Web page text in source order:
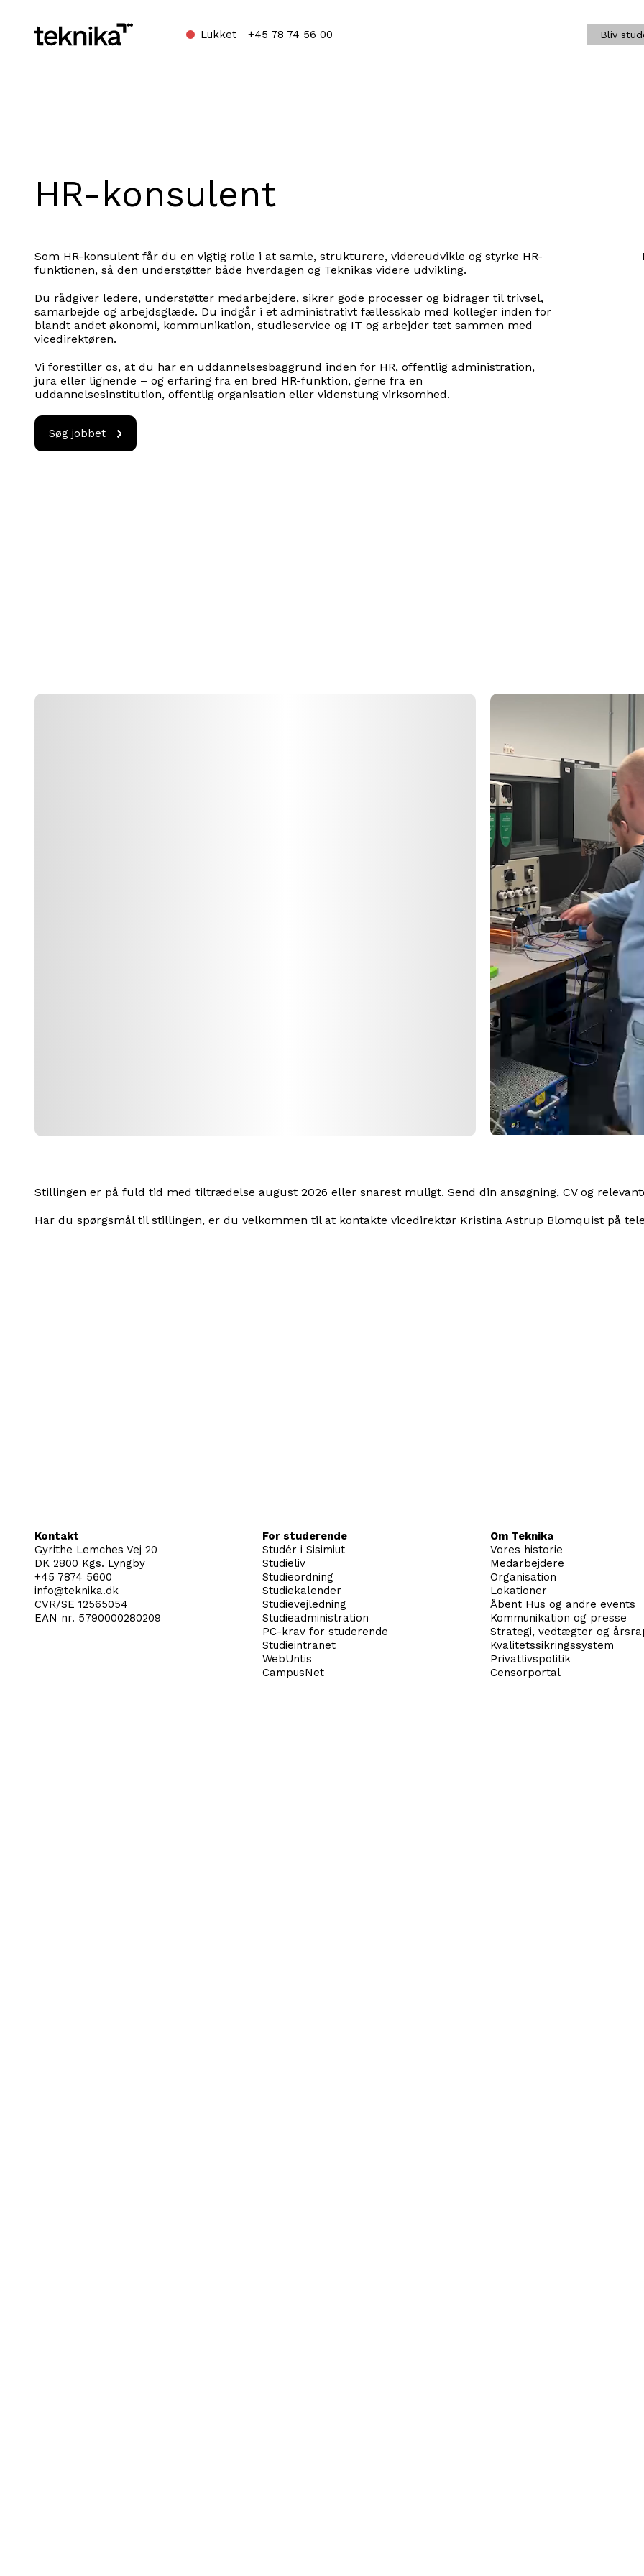
Home Lukket +45 78 74 56 00 Bliv
HR-konsulent
Som HR-konsulent får du en vigtig rolle i at samle, strukturere, videreudvikle og styrke HR-
funktionen, så den understøtter både hverdagen og Teknikas videre udvikling.
Du rådgiver ledere, understøtter medarbejdere, sikrer gode processer og bidrager til trivsel,
samarbejde og arbejdsglæde. Du indgår i et administrativt fællesskab med kolleger inden for
blandt andet økonomi, kommunikation, studieservice og IT og arbejder tæt sammen med
vicedirektøren.
Vi forestiller os, at du har en uddannelsesbaggrund inden for HR, offentlig administration,
jura eller lignende – og erfaring fra en bred HR-funktion, gerne fra en
uddannelsesinstitution, offentlig organisation eller videnstung virksomhed.
Søg jobbet
Søg
jobbet
Stillingen er på fuld tid med tiltrædelse august 2026 eller snarest muligt. Send din ansøgning, CV og
Har du spørgsmål til stillingen, er du velkommen til at kontakte vicedirektør Kristina Astrup Blomquist på
Kontakt
Gyrithe Lemches Vej 20
DK 2800 Kgs. Lyngby
+45 7874 5600
info@teknika.dk
CVR/SE 12565054
EAN nr. 5790000280209
For studerende
Studér i Sisimiut
Studieliv
Studieordning
Studiekalender
Studievejledning
Studieadministration
PC-krav for studerende
Studieintranet
WebUntis
CampusNet
Om Teknika
Vores historie
Medarbejdere
Organisation
Lokationer
Åbent Hus og andre events
Kommunikation og presse
Strategi, vedtægter og
Kvalitetssikringssystem
Privatlivspolitik
Censorportal